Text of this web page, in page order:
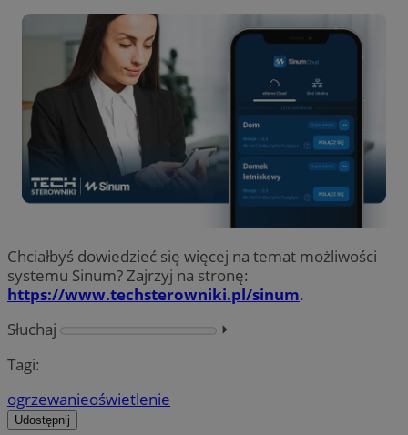
Chciałbyś dowiedzieć się więcej na temat możliwości
systemu Sinum? Zajrzyj na stronę:
https://www.techsterowniki.pl/sinum.
Słuchaj
⏵︎
Tagi:
ogrzewanieoświetlenie
Udostępnij